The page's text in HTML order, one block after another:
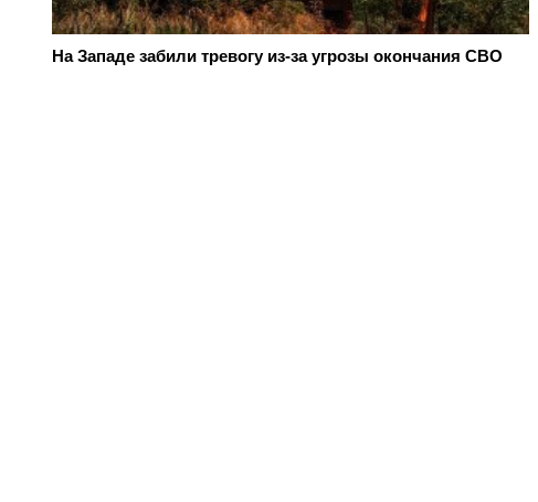
На Западе забили тревогу из-за угрозы окончания СВО